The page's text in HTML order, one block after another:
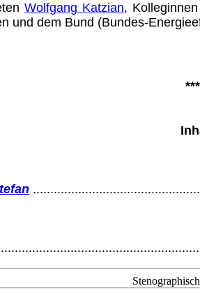
Wolfgang Katzian,
und dem Bund (Bundes-